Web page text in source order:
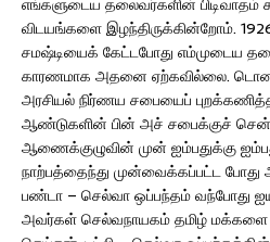
விடயங்களை இழந்திருக்கின்றோம்.
சமஷ்டியைக் கேட்டபோது எம்முடைய
காரணமாக அதனை ஏற்கவில்லை.
அரசியல் நிர்ணய சபையைப்
ஆண்டுகளின் பின் அச் சபைக்குச்
ஆணைக்குழுவின் முன் ஐம்பதுக்கு
நாற்பத்தைந்து முன்வைக்கப்பட்ட
பண்டா – செல்வா ஒப்பந்தம் வந்போது
அவர்கள் செல்வநாயகம் தமிழ் மக்களை